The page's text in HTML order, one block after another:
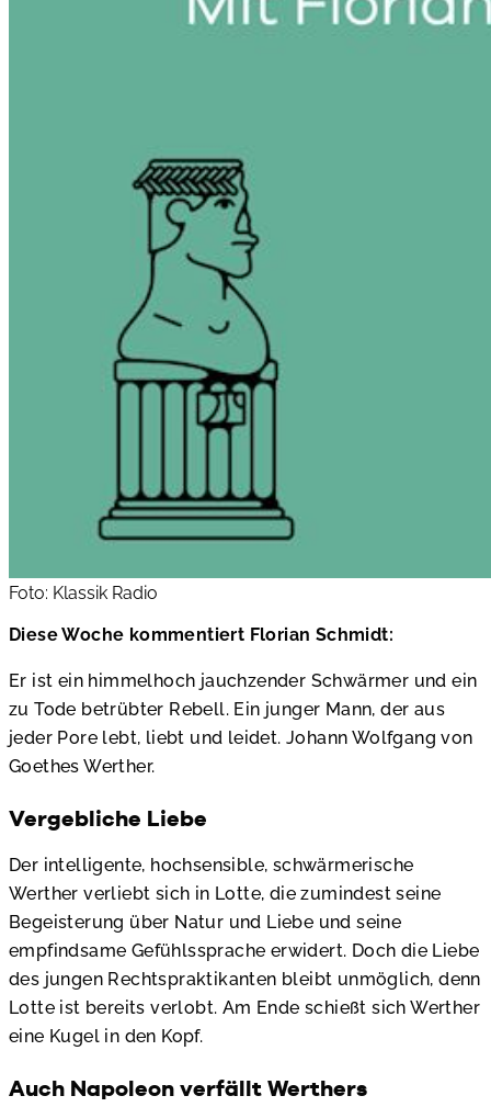
Foto: Klassik Radio
Diese Woche kommentiert Florian Schmidt:
Er ist ein himmelhoch jauchzender Schwärmer und ein
zu Tode betrübter Rebell. Ein junger Mann, der aus
jeder Pore lebt, liebt und leidet. Johann Wolfgang von
Goethes Werther.
Vergebliche Liebe
Der intelligente, hochsensible, schwärmerische
Werther verliebt sich in Lotte, die zumindest seine
Begeisterung über Natur und Liebe und seine
empfindsame Gefühlssprache erwidert. Doch die Liebe
des jungen Rechtspraktikanten bleibt unmöglich, denn
Lotte ist bereits verlobt. Am Ende schießt sich Werther
eine Kugel in den Kopf.
Auch Napoleon verfällt Werthers